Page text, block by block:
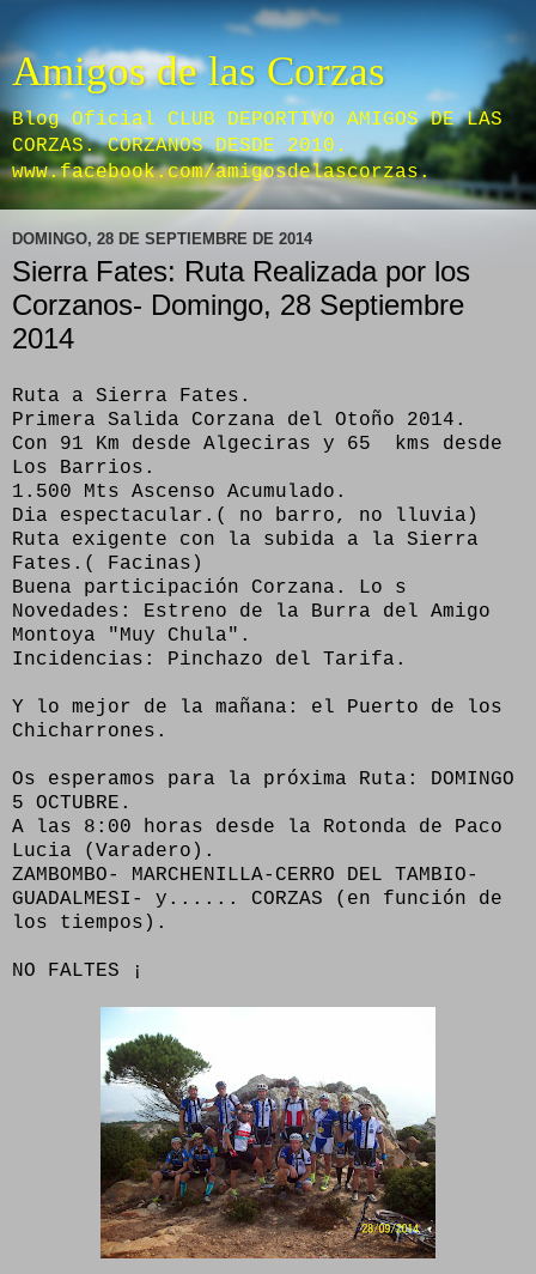
Amigos de las Corzas
Blog Oficial CLUB DEPORTIVO AMIGOS DE LAS
CORZAS. CORZANOS DESDE 2010.
www.facebook.com/amigosdelascorzas.
DOMINGO, 28 DE SEPTIEMBRE DE 2014
Sierra Fates: Ruta Realizada por los
Corzanos- Domingo, 28 Septiembre
2014
Ruta a Sierra Fates.
Primera Salida Corzana del Otoño 2014.
Con 91 Km desde Algeciras y 65 kms desde
Los Barrios.
1.500 Mts Ascenso Acumulado.
Dia espectacular.( no barro, no lluvia)
Ruta exigente con la subida a la Sierra
Fates.( Facinas)
Buena participación Corzana. Lo s
Novedades: Estreno de la Burra del Amigo
Montoya "Muy Chula".
Incidencias: Pinchazo del Tarifa.
Y lo mejor de la mañana: el Puerto de los
Chicharrones.
Os esperamos para la próxima Ruta: DOMINGO
5 OCTUBRE.
A las 8:00 horas desde la Rotonda de Paco
Lucia (Varadero).
ZAMBOMBO- MARCHENILLA-CERRO DEL TAMBIO-
GUADALMESI- y...... CORZAS (en función de
los tiempos).
NO FALTES ¡